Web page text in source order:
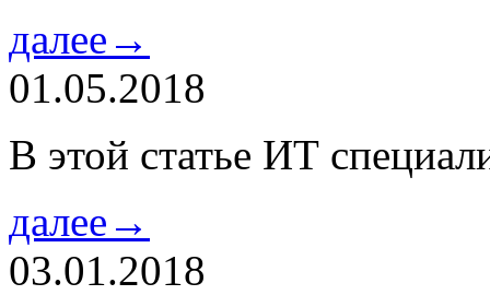
далее→
01.05.2018
В этой статье ИТ
далее→
03.01.2018